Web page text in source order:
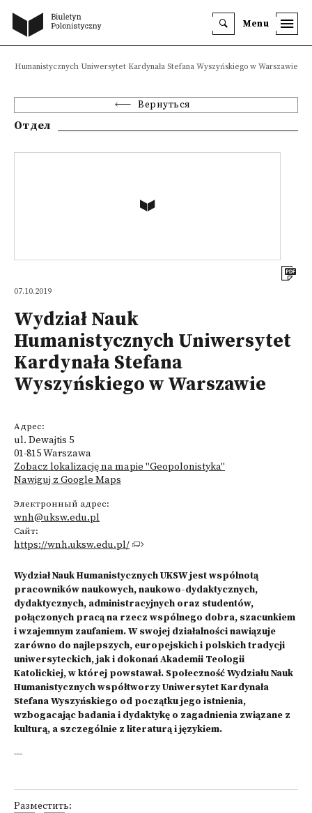
Menu
Humanistycznych Uniwersytet Kardynała Stefana Wyszyńskiego w Warszawie
Вернуться
Отдел
07.10.2019
Wydział Nauk
Humanistycznych Uniwersytet
Kardynała Stefana
Wyszyńskiego w Warszawie
Адрес:
ul. Dewajtis 5
01-815 Warszawa
Zobacz lokalizację na mapie "Geopolonistyka"
Nawiguj z Google Maps
Электронный адрес:
wnh@uksw.edu.pl
Сайт:
https://wnh.uksw.edu.pl/
Wydział Nauk Humanistycznych UKSW jest wspólnotą
pracowników naukowych, naukowo-dydaktycznych,
dydaktycznych, administracyjnych oraz studentów,
połączonych pracą na rzecz wspólnego dobra, szacunkiem
i wzajemnym zaufaniem. W swojej działalności nawiązuje
zarówno do najlepszych, europejskich i polskich tradycji
uniwersyteckich, jak i dokonań Akademii Teologii
Katolickiej, w której powstawał. Społeczność Wydziału Nauk
Humanistycznych współtworzy Uniwersytet Kardynała
Stefana Wyszyńskiego od początku jego istnienia,
wzbogacając badania i dydaktykę o zagadnienia związane z
kulturą, a szczególnie z literaturą i językiem.
---
Разместить: